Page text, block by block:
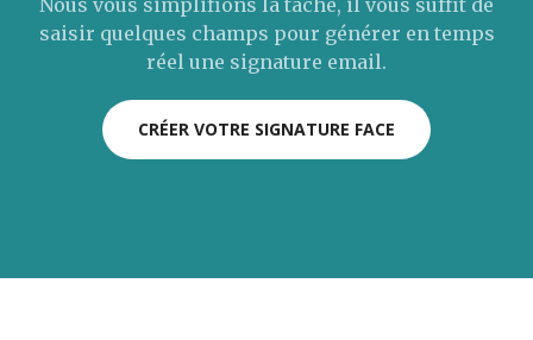
Nous vous simplifions la tâche, il vous suffit de
saisir quelques champs pour générer en temps
réel une signature email.
CRÉER VOTRE SIGNATURE FACE